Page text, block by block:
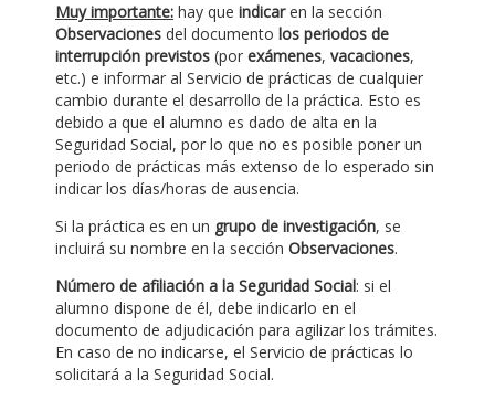
Muy importante: hay que indicaren la sección
Observaciones del documento los periodos de
interrupción previstos (por exámenes, vacaciones,
etc.) e informar al Servicio de prácticas de cualquier
cambio durante el desarrollo de la práctica. Esto es
debido a que el alumno es dado de alta en la
Seguridad Social, por lo que no es posible poner un
periodo de prácticas más extenso de lo esperado sin
indicar los días/horas de ausencia.
Si la práctica es en un grupo de investigación, se
incluirá su nombre en la sección Observaciones.
Número de afiliación a la Seguridad Social: si el
alumno dispone de él, debe indicarlo en el
documento de adjudicación para agilizar los trámites.
En caso de no indicarse, el Servicio de prácticas lo
solicitará a la Seguridad Social.